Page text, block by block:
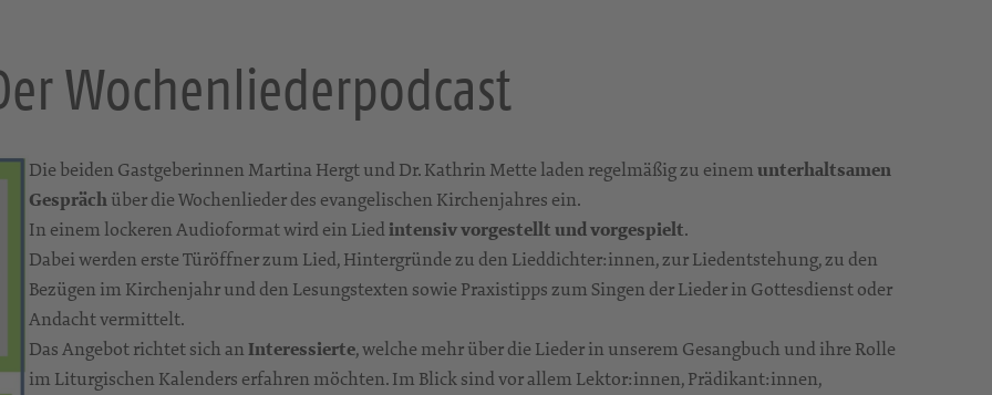
Wochenliederpodcast
Die beiden Gastgeberinnen Martina Hergt und Dr. Kathrin Mette laden regelmäßig zu einemunterhaltsamen
Gesprächüber die Wochenlieder des evangelischen Kirchenjahres ein.
In einem lockeren Audioformat wird ein Liedintensiv vorgestellt und vorgespielt.
Dabei werden erste Türöffner zum Lied, Hintergründe zu den Lieddichter:innen, zur Liedentstehung, zu den
Bezügen im Kirchenjahr und den Lesungstexten sowie Praxistipps zum Singen der Lieder in Gottesdienst oder
Andacht vermittelt.
Das Angebot richtet sich anInteressierte, welche mehr über die Lieder in unserem Gesangbuch und ihre Rolle
im Liturgischen Kalenders erfahren möchten. Im Blick sind vor allem Lektor:innen, Prädikant:innen,